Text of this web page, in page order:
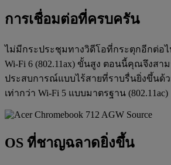
การเชื่อมต่อที่ครบครัน
ไม่มีกระประชุมทางวิดีโอที่กระตุกอีกต่อไ
Wi-Fi 6 (802.11ax) ขั้นสูง ตอนนี้คุณจึงสา
ประสบการณ์แบบไร้สายที่ราบรื่นยิ่งขึ้นด้
เท่ากว่า Wi-Fi 5 แบบมาตรฐาน (802.11ac)
OS ที่ชาญฉลาดยิ่งขึ้น